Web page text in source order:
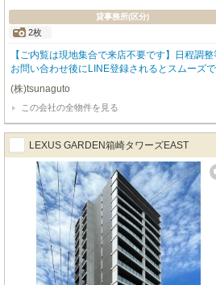
貸事務所(区分)
2枚
【ご内覧は現地集合で来店不要です】日程調
お問い合わせ後にLINE登録されるとスムーズ
詳細はお気軽にお問い合わせ下さい♪
(株)tsunaguto
この会社の全物件を見る
LEXUS GARDEN箱崎タワーズEAST